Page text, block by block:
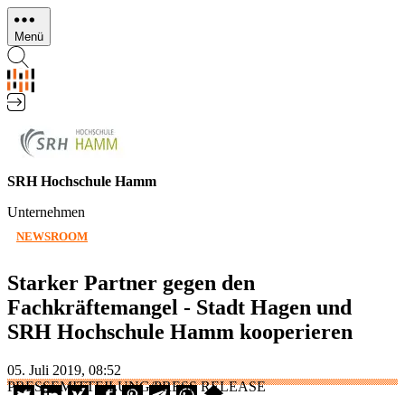
Direkt
zum
Inhalt
Menü
SRH Hochschule Hamm
Unternehmen
NEWSROOM
Starker Partner gegen den
Fachkräftemangel - Stadt Hagen und
SRH Hochschule Hamm kooperieren
05. Juli 2019, 08:52
PRESSEMITTEILUNG/PRESS RELEASE